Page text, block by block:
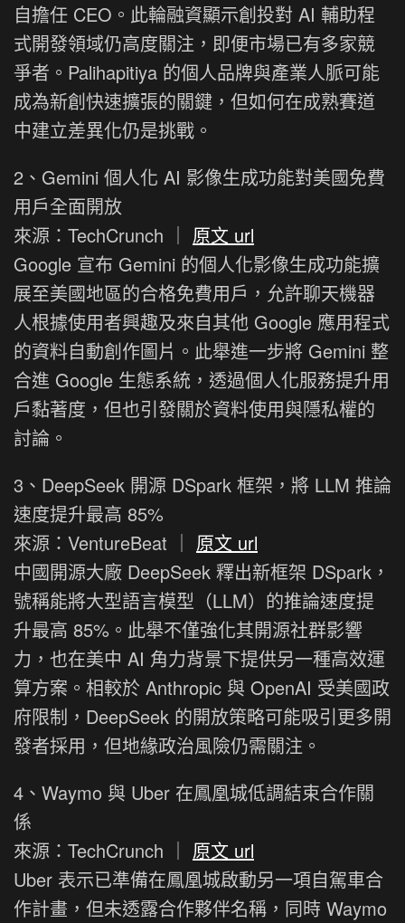
自擔任 CEO。此輪融資顯示創投對 AI 輔助程
式開發領域仍高度關注，即便市場已有多家競
爭者。Palihapitiya 的個人品牌與產業人脈可能
成為新創快速擴張的關鍵，但如何在成熟賽道
中建立差異化仍是挑戰。
2、Gemini 個人化 AI 影像生成功能對美國免費
用戶全面開放
來源：TechCrunch ｜ 原文 url
Google 宣布 Gemini 的個人化影像生成功能擴
展至美國地區的合格免費用戶，允許聊天機器
人根據使用者興趣及來自其他 Google 應用程式
的資料自動創作圖片。此舉進一步將 Gemini 整
合進 Google 生態系統，透過個人化服務提升用
戶黏著度，但也引發關於資料使用與隱私權的
討論。
3、DeepSeek 開源 DSpark 框架，將 LLM 推論
速度提升最高 85%
來源：VentureBeat ｜ 原文 url
中國開源大廠 DeepSeek 釋出新框架 DSpark，
號稱能將大型語言模型（LLM）的推論速度提
升最高 85%。此舉不僅強化其開源社群影響
力，也在美中 AI 角力背景下提供另一種高效運
算方案。相較於 Anthropic 與 OpenAI 受美國政
府限制，DeepSeek 的開放策略可能吸引更多開
發者採用，但地緣政治風險仍需關注。
4、Waymo 與 Uber 在鳳凰城低調結束合作關
係
來源：TechCrunch ｜ 原文 url
Uber 表示已準備在鳳凰城啟動另一項自駕車合
作計畫，但未透露合作夥伴名稱，同時 Waymo